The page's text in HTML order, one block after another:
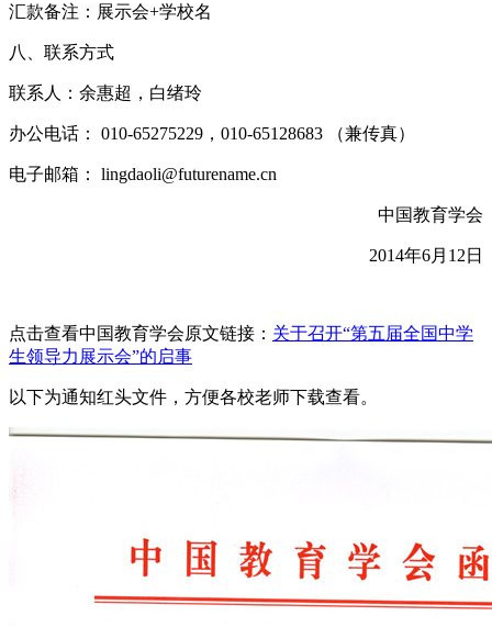
汇款备注：展示会+学校名
八、联系方式
联系人：余惠超，白绪玲
办公电话： 010-65275229，010-65128683 （兼传真）
电子邮箱： lingdaoli@futurename.cn
中国教育学会
2014年6月12日
点击查看中国教育学会原文链接： 关于召开“第五届全国中学
生领导力展示会”的启事
以下为通知红头文件，方便各校老师下载查看。